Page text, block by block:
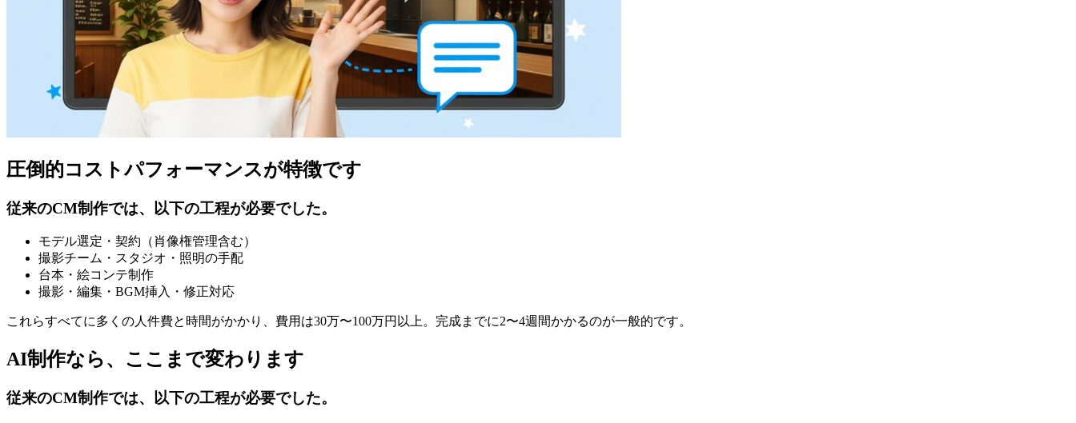
圧倒的コストパフォーマンスが特徴です
従来のCM制作では、以下の工程が必要でした。
モデル選定・契約（肖像権管理含む）
撮影チーム・スタジオ・照明の手配
台本・絵コンテ制作
撮影・編集・BGM挿入・修正対応
これらすべてに多くの人件費と時間がかかり、費用は30万〜100万円以上。完成までに2〜4週間かかるのが一般的です。
AI制作なら、ここまで変わります
従来のCM制作では、以下の工程が必要でした。